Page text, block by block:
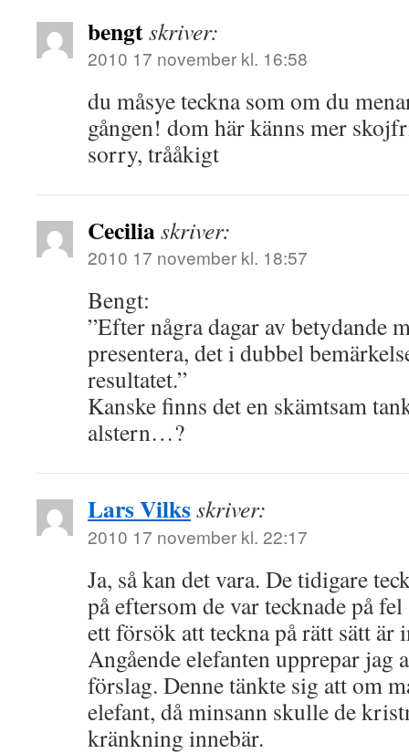
bengtskriver:
2010 17 november kl. 16:58
du måsye teckna som om du
gången! dom här känns mer
sorry, trååkigt
Ceciliaskriver:
2010 17 november kl. 18:57
Bengt:
”Efter några dagar av betydande
presentera, det i dubbel
resultatet.”
Kanske finns det en skämtsam
alstern…?
Lars Vilksskriver:
2010 17 november kl. 22:17
Ja, så kan det vara. De tidigare
på eftersom de var tecknade på
ett försök att teckna på rätt sätt är
Angående elefanten upprepar jag
förslag. Denne tänkte sig att om
elefant, då minsann skulle de
kränkning innebär.